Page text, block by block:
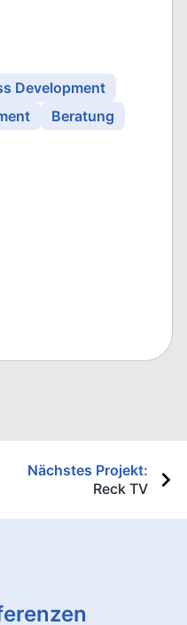
Development
Beratung
Nächstes Projekt:
Reck TV